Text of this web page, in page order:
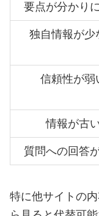
要点が分かり
独自情報が少
信頼性が弱
情報が古
質問への回答
特に他サイトの